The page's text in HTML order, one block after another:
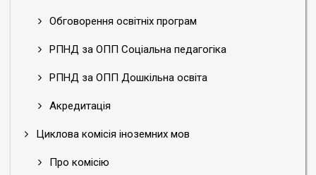
Обговорення освітніх програм
РПНД за ОПП Соціальна педагогіка
РПНД за ОПП Дошкільна освіта
Акредитація
Циклова комісія іноземних мов
Про комісію